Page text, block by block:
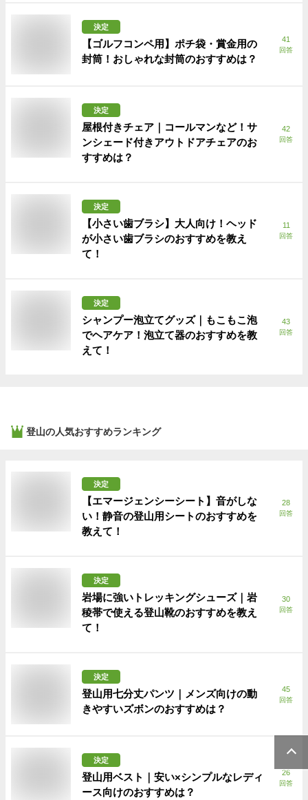
決定
【ゴルフコンペ用】ポチ袋・賞金用の
封筒！おしゃれな封筒のおすすめは？
41
回答
決定
屋根付きチェア｜コールマンなど！サ
ンシェード付きアウトドアチェアのお
すすめは？
42
回答
決定
【小さい歯ブラシ】大人向け！ヘッド
が小さい歯ブラシのおすすめを教え
て！
11
回答
決定
シャンプー泡立てグッズ｜もこもこ泡
でヘアケア！泡立て器のおすすめを教
えて！
43
回答
登山の人気おすすめランキング
決定
【エマージェンシーシート】音がしな
い！静音の登山用シートのおすすめを
教えて！
28
回答
決定
岩場に強いトレッキングシューズ｜岩
稜帯で使える登山靴のおすすめを教え
て！
30
回答
決定
登山用七分丈パンツ｜メンズ向けの動
きやすいズボンのおすすめは？
45
回答
決定
登山用ベスト｜安い×シンプルなレディ
ース向けのおすすめは？
26
回答